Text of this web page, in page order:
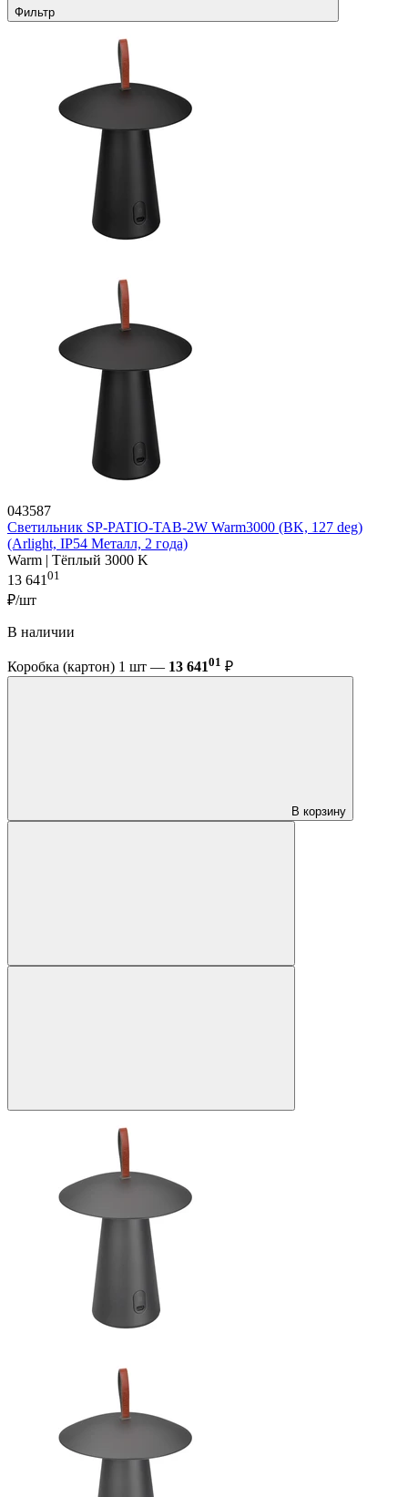
Фильтр
043587
Светильник SP-PATIO-TAB-2W Warm3000 (BK, 127 deg)
(Arlight, IP54 Металл, 2 года)
Warm | Тёплый 3000 K
13 64101
₽/шт
В наличии
Коробка (картон) 1 шт — 13 64101 ₽
В корзину